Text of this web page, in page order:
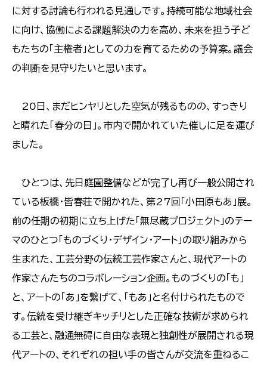
に対する討論も行われる見通しです。持続可能な地域社会
に向け、協働による課題解決の力を高め、未来を担う子ど
もたちの「主権者」としての力を育てるための予算案。議会
の判断を見守りたいと思います。
20日、まだヒンヤリとした空気が残るものの、すっきり
と晴れた「春分の日」。市内で開かれていた催しに足を運び
ました。
ひとつは、先日庭園整備などが完了し再び一般公開され
ている板橋・皆春荘で開かれた、第27回「小田原もあ」展。
前の任期の初期に立ち上げた「無尽蔵プロジェクト」のテー
マのひとつ「ものづくり・デザイン・アート」の取り組みから
生まれた、工芸分野の伝統工芸作家さんと、現代アートの
作家さんたちのコラボレーション企画。ものづくりの「も」
と、アートの「あ」を繋げて、「もあ」と名付けられたもので
す。伝統を受け継ぎキッチリとした正確な技術が求められ
る工芸と、融通無碍に自由な表現と独創性が展開される現
代アートの、それぞれの担い手の皆さんが交流を重ねるこ